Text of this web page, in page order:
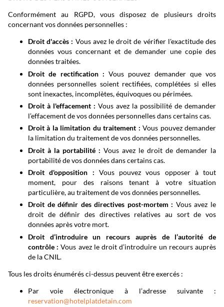
Conformément au RGPD, vous disposez de plusieurs droits
concernant vos données personnelles :
Droit d'accès : Vous avez le droit de vérifier l'exactitude des
données vous concernant et de demander une copie des
données traitées.
Droit de rectification : Vous pouvez demander que vos
données personnelles soient rectifiées, complétées si elles
sont inexactes, incomplètes, équivoques ou périmées.
Droit à l'effacement : Vous avez la possibilité de demander
l’effacement de vos données personnelles dans certains cas.
Droit à la limitation du traitement : Vous pouvez demander
la limitation du traitement de vos données personnelles.
Droit à la portabilité : Vous avez le droit de demander la
portabilité de vos données dans certains cas.
Droit d'opposition : Vous pouvez vous opposer à tout
moment, pour des raisons tenant à votre situation
particulière, au traitement de vos données personnelles.
Droit de définir des directives post-mortem : Vous avez le
droit de définir des directives relatives au sort de vos
données après votre mort.
Droit d’introduire un recours auprès de l’autorité de
contrôle : Vous avez le droit d’introduire un recours auprès
de la CNIL.
Tous les droits énumérés ci-dessus peuvent être exercés :
Par voie électronique à l’adresse suivante :
reservation@hotelplatdetain.com